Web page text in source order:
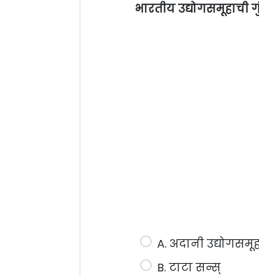
भारतीय
A. अदानी
B. टाटा सन्स्